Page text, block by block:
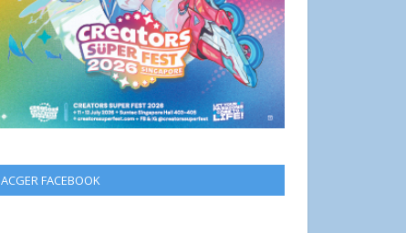
ACGER FACEBOOK